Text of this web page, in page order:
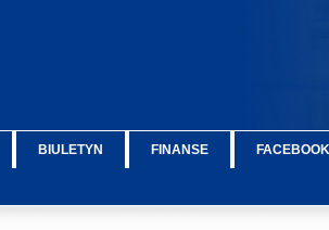
BIULETYN FINANSE FACEBOOK